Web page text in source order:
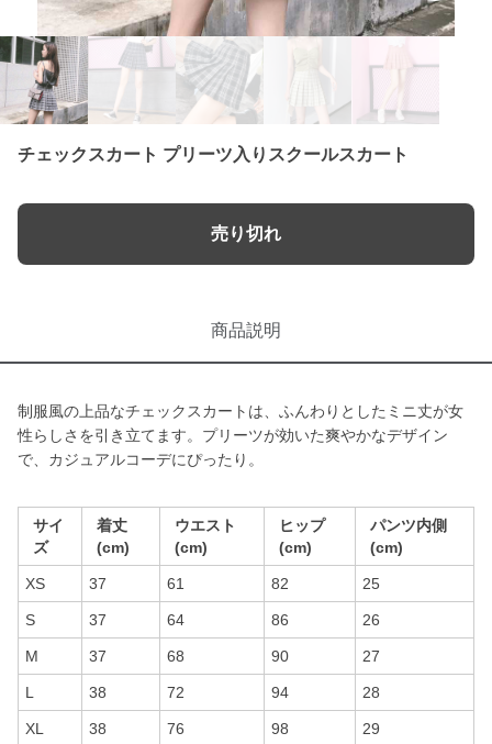
チェックスカート プリーツ入りスクールスカート
売り切れ
商品説明
制服風の上品なチェックスカートは、ふんわりとしたミニ丈が女
性らしさを引き立てます。プリーツが効いた爽やかなデザイン
で、カジュアルコーデにぴったり。
サイ
ズ
着丈
(cm)
ウエスト
(cm)
ヒップ
(cm)
パンツ内側
(cm)
XS 37 61 82 25
S 37 64 86 26
M 37 68 90 27
L 38 72 94 28
XL 38 76 98 29